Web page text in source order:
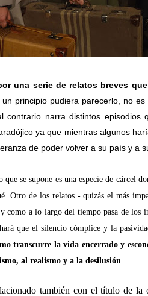
una serie de relatos breves
un principio pudiera parecerlo, no
contrario narra distintos
ya que mientras algunos
de poder volver a su país y a
se supone es una especie de cárcel
Otro de los relatos - quizás el más
como a lo largo del tiempo pasa de los
que el silencio cómplice y la
transcurre la vida encerrado y
al realismo y a la desilusión.
también con el título de la